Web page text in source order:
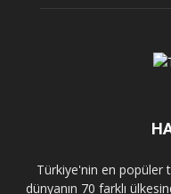
Türkiye'nin en popüler
dünyanın 70 farklı